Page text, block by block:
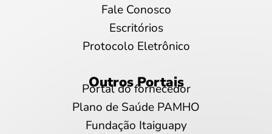
Fale Conosco
Escritórios
Protocolo Eletrônico
Outros Portais
Portal do fornecedor
Plano de Saúde PAMHO
Fundação Itaiguapy